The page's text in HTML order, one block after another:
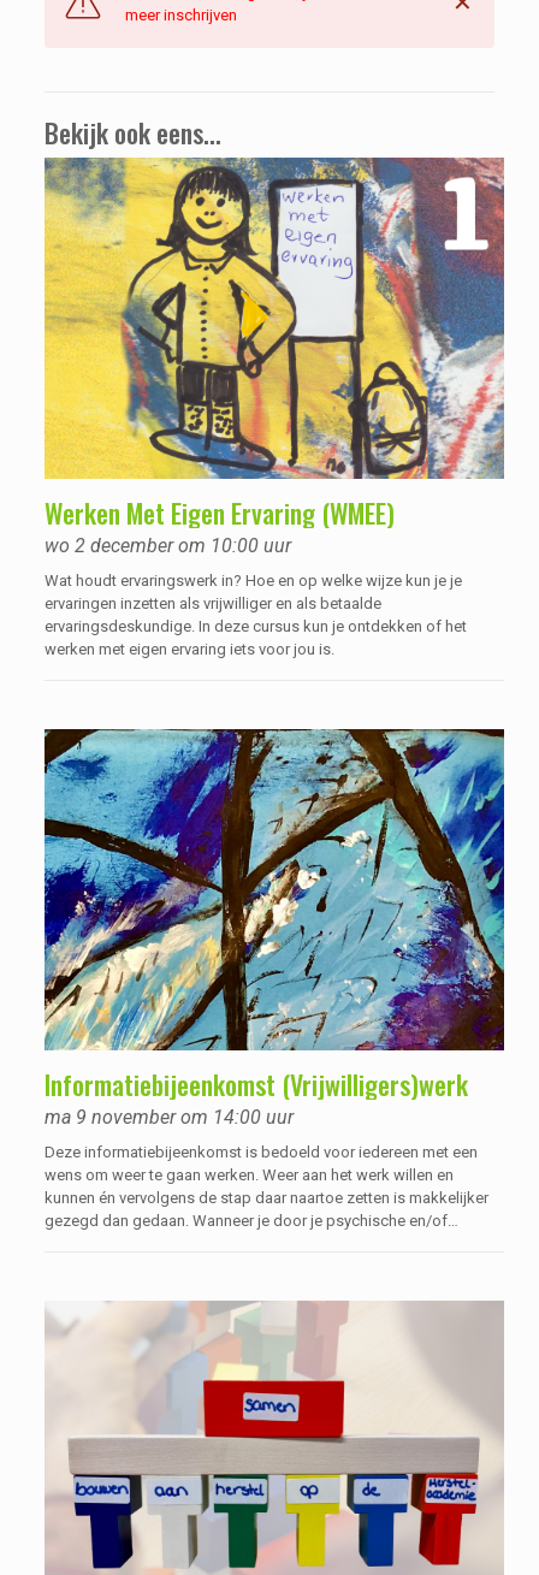
meer inschrijven
Bekijk ook eens...
Werken Met Eigen Ervaring (WMEE)
wo 2 december om 10:00 uur
Wat houdt ervaringswerk in? Hoe en op welke wijze kun je je
ervaringen inzetten als vrijwilliger en als betaalde
ervaringsdeskundige. In deze cursus kun je ontdekken of het
werken met eigen ervaring iets voor jou is.
Informatiebijeenkomst (Vrijwilligers)werk
ma 9 november om 14:00 uur
Deze informatiebijeenkomst is bedoeld voor iedereen met een
wens om weer te gaan werken. Weer aan het werk willen en
kunnen én vervolgens de stap daar naartoe zetten is makkelijker
gezegd dan gedaan. Wanneer je door je psychische en/of
geaccepteerd worden door collega’s?”